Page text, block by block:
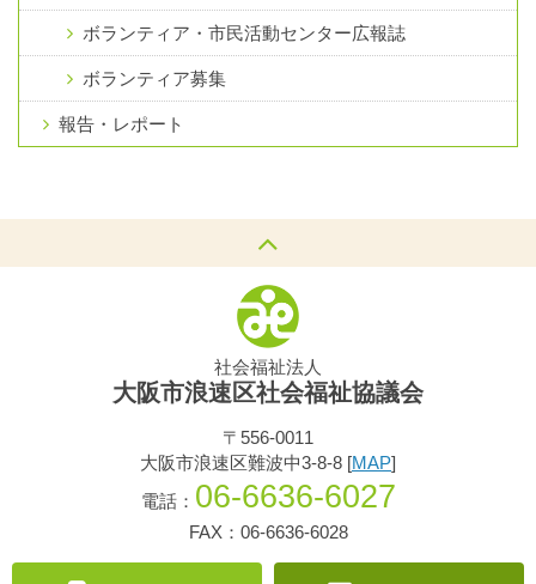
ボランティア・市民活動センター広報誌
ボランティア募集
報告・レポート
社会福祉法人
大阪市浪速区社会福祉協議会
〒556-0011
大阪市浪速区難波中3-8-8 [MAP]
電話： 06-6636-6027
FAX：06-6636-6028